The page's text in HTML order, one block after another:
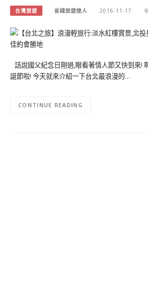
台灣旅遊 省錢旅遊達人 2016-11-17
話說國父紀念日剛過,眼看著情人節又快到來!
誕節啦! 今天就來介紹一下台北最浪漫的…
CONTINUE READING